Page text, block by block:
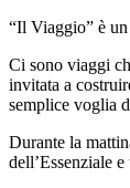
“Il Viaggio” è un
Ci sono viaggi
invitata a
semplice voglia
Durante la
dell’Essenziale